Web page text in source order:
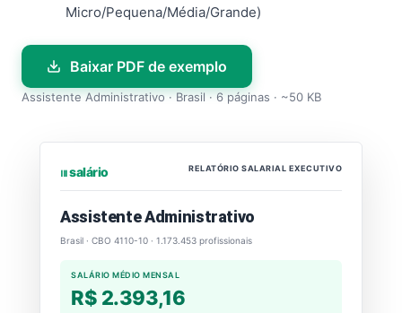
Micro/Pequena/Média/Grande)
Baixar PDF de exemplo
Assistente Administrativo · Brasil · 6 páginas · ~50 KB
⏐⏐⏐ salário RELATÓRIO SALARIAL EXECUTIVO
Assistente Administrativo
Brasil · CBO 4110-10 · 1.173.453 profissionais
SALÁRIO MÉDIO MENSAL
R$ 2.393,16